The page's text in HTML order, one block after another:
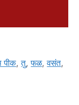
…
पीक,तु,फळ,वसंत,